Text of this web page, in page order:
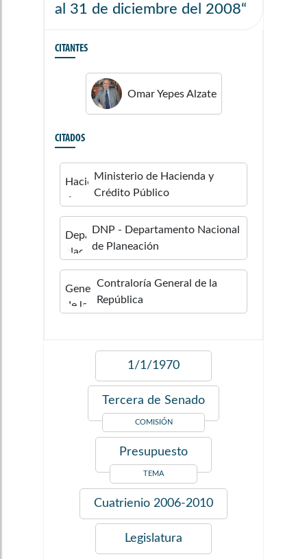
al 31 de diciembre del 2008“
CITANTES
Omar Yepes Alzate
CITADOS
Ministerio de Hacienda y
Crédito Público
DNP - Departamento Nacional
de Planeación
Contraloría General de la
República
1/1/1970
Tercera de Senado
COMISIÓN
Presupuesto
TEMA
Cuatrienio 2006-2010
Legislatura